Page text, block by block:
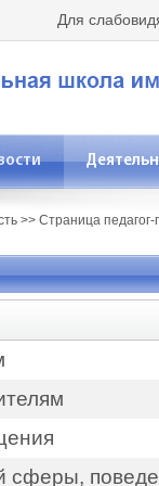
Для
>> Страница педагог-
сферы,